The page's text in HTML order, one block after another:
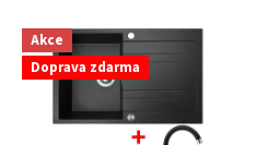
a
d
Akce
Doprava zdarma